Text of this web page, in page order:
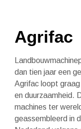
Agrifac
dan tien jaar een
Agrifac loopt
en duurzaamheid.
machines ter
geassembleerd in